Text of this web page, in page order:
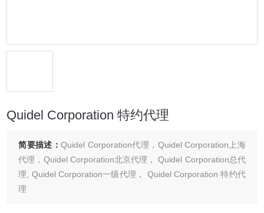
Quidel Corporation 特约代理
简要描述：Quidel Corporation代理，Quidel Corporation上海
代理，Quidel Corporation北京代理， Quidel Corporation总代
理, Quidel Corporation一级代理， Quidel Corporation 特约代
理